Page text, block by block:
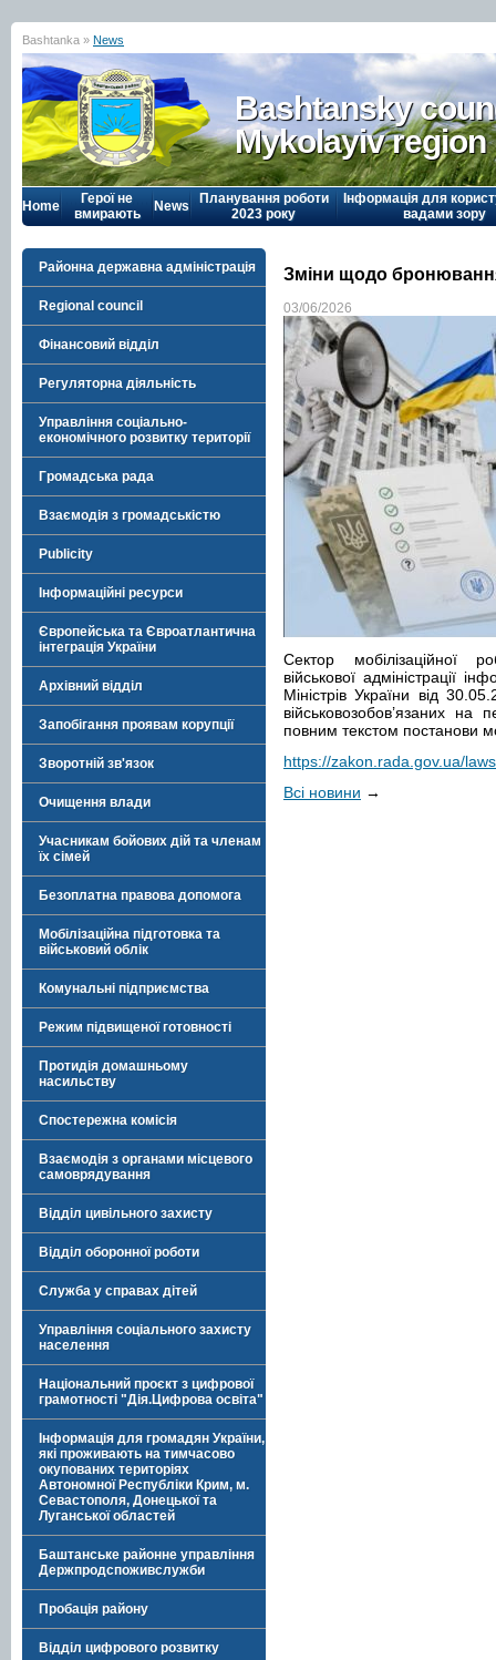
Bashtanka » News
Bashtansky
Mykolayiv region
Home
Герої не
вмирають
News
Планування роботи
2023 року
Інформація для
вадами зору
Районна державна адміністрація
Regional council
Фінансовий відділ
Регуляторна діяльність
Управління соціально-
економічного розвитку території
Громадська рада
Взаємодія з громадськістю
Publicity
Інформаційні ресурси
Європейська та Євроатлантична
інтеграція України
Архівний відділ
Запобігання проявам корупції
Зворотній зв'язок
Очищення влади
Учасникам бойових дій та членам
їх сімей
Безоплатна правова допомога
Мобілізаційна підготовка та
військовий облік
Комунальні підприємства
Режим підвищеної готовності
Протидія домашньому
насильству
Спостережна комісія
Взаємодія з органами місцевого
самоврядування
Відділ цивільного захисту
Відділ оборонної роботи
Служба у справах дітей
Управління соціального захисту
населення
Національний проєкт з цифрової
грамотності "Дія.Цифрова освіта"
Інформація для громадян України,
які проживають на тимчасово
окупованих територіях
Автономної Республіки Крим, м.
Севастополя, Донецької та
Луганської областей
Баштанське районне управління
Держпродспоживслужби
Пробація району
Відділ цифрового розвитку
Зміни щодо
03/06/2026
Сектор мобілізаційної
військової адміністрації
Міністрів України від
військовозобов’язаних на
повним текстом постанови
https://zakon.rada.gov.ua/
Всі новини →